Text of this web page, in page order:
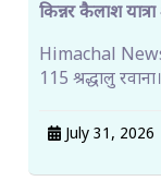
किन्नर कैलाश
Himachal
115 श्रद्धालु
July 31, 2026